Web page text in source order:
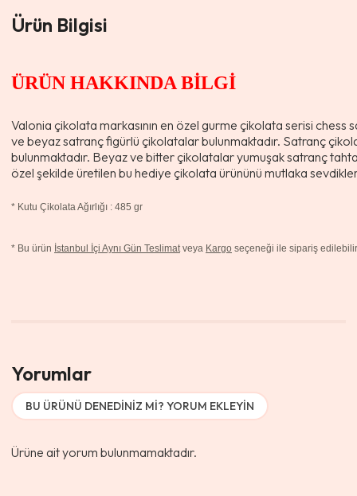
Ürün Bilgisi
ÜRÜN HAKKINDA BİLGİ
Valonia çikolata markasının en özel gurme çikolata serisi chess
ve beyaz satranç figürlü çikolatalar bulunmaktadır. Satranç
bulunmaktadır. Beyaz ve bitter çikolatalar yumuşak satranç
özel şekilde üretilen bu hediye çikolata ürününü mutlaka
* Kutu Çikolata Ağırlığı : 485 gr
* Bu ürün İstanbul İçi Aynı Gün Teslimatveya Kargo seçeneği ile sipariş
Yorumlar
BU ÜRÜNÜ DENEDINIZ MI? YORUM EKLEYIN
Ürüne ait yorum bulunmamaktadır.